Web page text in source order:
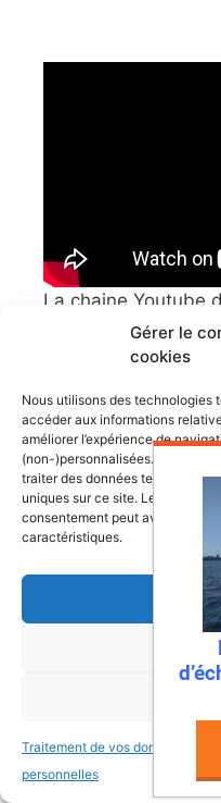
Gérer le
cookies
Nous utilisons des technologies
accéder aux informations
améliorer l’expérience de
(non-)personnalisées.
traiter des données telles que le
uniques sur ce site. Le fait de ne
consentement peut avoir un
caractéristiques.
Voir
Traitement de vos données
personnelles
La chaine Youtube
Dernières
Doris 5,8m
Hourtin
Bateau à
La
Vente
La